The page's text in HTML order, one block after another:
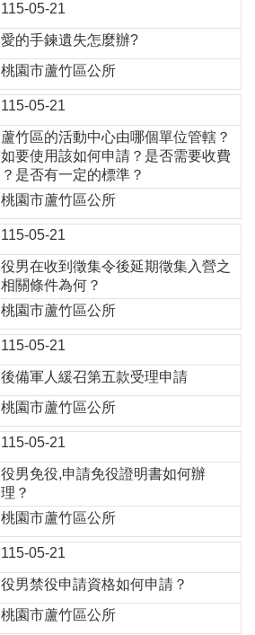
115-05-21
愛的手鍊遺失怎麼辦?
桃園市蘆竹區公所
115-05-21
蘆竹區的活動中心由哪個單位管轄？
如要使用該如何申請？是否需要收費
？是否有一定的標準？
桃園市蘆竹區公所
115-05-21
役男在收到徵集令後延期徵集入營之
相關條件為何？
桃園市蘆竹區公所
115-05-21
後備軍人緩召第五款受理申請
桃園市蘆竹區公所
115-05-21
役男免役,申請免役證明書如何辦
理？
桃園市蘆竹區公所
115-05-21
役男禁役申請資格如何申請？
桃園市蘆竹區公所